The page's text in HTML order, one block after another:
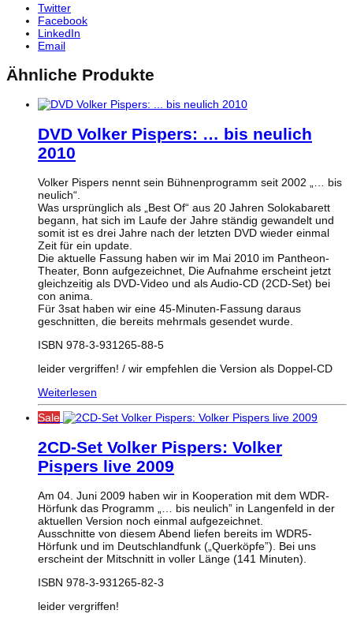
Twitter
Facebook
LinkedIn
Email
Ähnliche Produkte
DVD Volker Pispers: … bis neulich
2010
Volker Pispers nennt sein Bühnenprogramm seit 2002 „… bis
neulich“.
Was ursprünglich als „Best Of“ aus 20 Jahren Solokabarett
begann, hat sich im Laufe der Jahre ständig gewandelt und
somit ist es drei Jahre nach der letzten DVD wieder einmal
Zeit für ein update.
Die aktuelle Fassung haben wir im Mai 2010 im Pantheon-
Theater, Bonn aufgezeichnet, Die Aufnahme erscheint jetzt
gleichzeitig als DVD-Video und als Audio-CD (2CD-Set) bei
con anima.
Für 3sat haben wir eine 45-Minuten-Fassung daraus
geschnitten, die bereits mehrmals gesendet wurde.
ISBN 978-3-931265-88-5
leider vergriffen! / wir empfehlen die Version als Doppel-CD
Weiterlesen
Sale
2CD-Set Volker Pispers: Volker
Pispers live 2009
Am 04. Juni 2009 haben wir in Kooperation mit dem WDR-
Hörfunk das Programm „… bis neulich” in Langenfeld in der
aktuellen Version noch einmal aufgezeichnet.
Ausschnitte von diesem Abend liefen bereits im WDR5-
Hörfunk und im Deutschlandfunk („Querköpfe”). Bei uns
erscheint der Mitschnitt in voller Länge (141 Minuten).
ISBN 978-3-931265-82-3
leider vergriffen!